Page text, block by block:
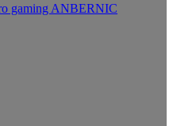
gaming ANBERNIC